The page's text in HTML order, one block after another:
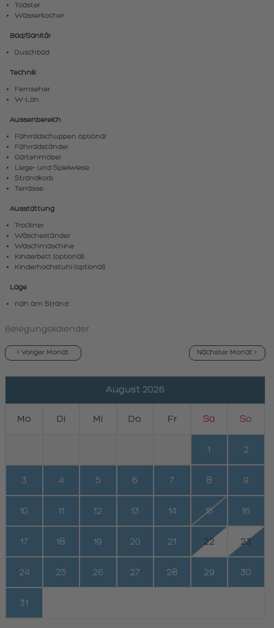
Toaster
Wasserkocher
Bad/Sanitär
Duschbad
Technik
Fernseher
W-Lan
Aussenbereich
Fahrradschuppen optional
Fahrradständer
Gartenmöbel
Liege- und Spielwiese
Strandkorb
Terrasse
Ausstattung
Trockner
Wäscheständer
Waschmaschine
Kinderbett (optional)
Kinderhochstuhl (optional)
Lage
nah am Strand
Belegungskalender
< Voriger Monat Nächster Monat >
August 2026
Mo Di Mi Do Fr Sa So
1 2
3 4 5 6 7 8 9
10 11 12 13 14 15 16
17 18 19 20 21 22 23
24 25 26 27 28 29 30
31